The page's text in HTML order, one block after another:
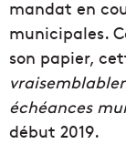
mandat en
municipales.
son papier,
échéances
début 2019.